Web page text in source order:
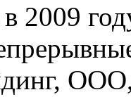
2009